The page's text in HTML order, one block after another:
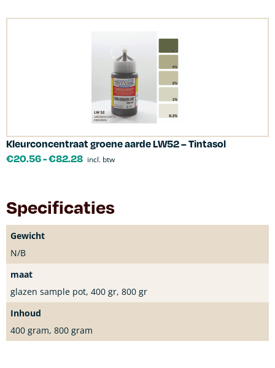
Kleurconcentraat groene aarde LW52 – Tintasol
€20.56-€82.28 incl. btw
Specificaties
Gewicht
N/B
maat
glazen sample pot, 400 gr, 800 gr
Inhoud
400 gram, 800 gram